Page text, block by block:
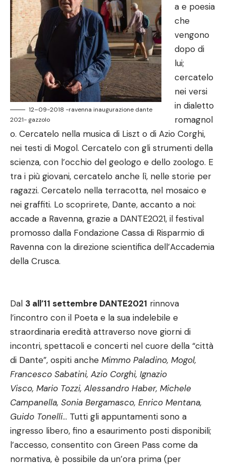
12–09-2018 -ravenna inaugurazione dante
2021- gazzolo
a e poesia
che
vengono
dopo di
lui;
cercatelo
nei versi
in dialetto
romagnol
o. Cercatelo nella musica di Liszt o di Azio Corghi,
nei testi di Mogol. Cercatelo con gli strumenti della
scienza, con l’occhio del geologo e dello zoologo. E
tra i più giovani, cercatelo anche lì, nelle storie per
ragazzi. Cercatelo nella terracotta, nel mosaico e
nei graffiti. Lo scoprirete, Dante, accanto a noi:
accade a Ravenna, grazie a DANTE2021, il festival
promosso dalla Fondazione Cassa di Risparmio di
Ravenna con la direzione scientifica dell’Accademia
della Crusca.
Dal 3 all’11 settembre DANTE2021 rinnova
l’incontro con il Poeta e la sua indelebile e
straordinaria eredità attraverso nove giorni di
incontri, spettacoli e concerti nel cuore della “città
di Dante”, ospiti anche Mimmo Paladino, Mogol,
Francesco Sabatini, Azio Corghi, Ignazio
Visco, Mario Tozzi, Alessandro Haber, Michele
Campanella, Sonia Bergamasco, Enrico Mentana,
Guido Tonelli… Tutti gli appuntamenti sono a
ingresso libero, fino a esaurimento posti disponibili;
l’accesso, consentito con Green Pass come da
normativa, è possibile da un’ora prima (per